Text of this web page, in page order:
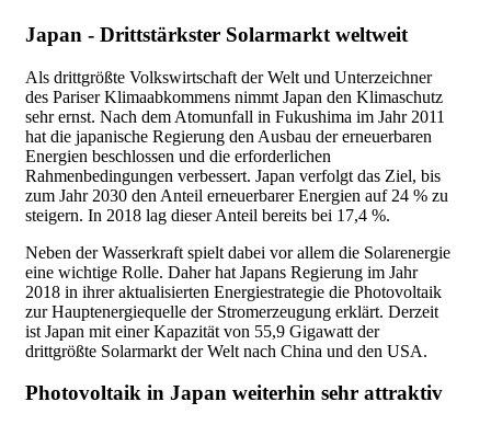
Japan - Drittstärkster Solarmarkt weltweit
Als drittgrößte Volkswirtschaft der Welt und Unterzeichner
des Pariser Klimaabkommens nimmt Japan den Klimaschutz
sehr ernst. Nach dem Atomunfall in Fukushima im Jahr 2011
hat die japanische Regierung den Ausbau der erneuerbaren
Energien beschlossen und die erforderlichen
Rahmenbedingungen verbessert. Japan verfolgt das Ziel, bis
zum Jahr 2030 den Anteil erneuerbarer Energien auf 24 % zu
steigern. In 2018 lag dieser Anteil bereits bei 17,4 %.
Neben der Wasserkraft spielt dabei vor allem die Solarenergie
eine wichtige Rolle. Daher hat Japans Regierung im Jahr
2018 in ihrer aktualisierten Energiestrategie die Photovoltaik
zur Hauptenergiequelle der Stromerzeugung erklärt. Derzeit
ist Japan mit einer Kapazität von 55,9 Gigawatt der
drittgrößte Solarmarkt der Welt nach China und den USA.
Photovoltaik in Japan weiterhin sehr attraktiv